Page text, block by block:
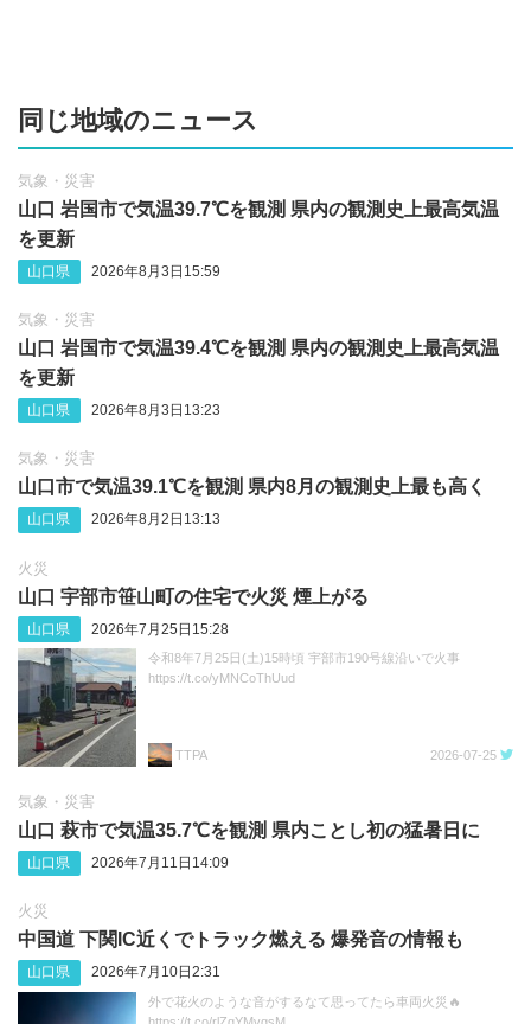
同じ地域のニュース
気象・災害
山口 岩国市で気温39.7℃を観測 県内の観測史上最高気温
を更新
山口県 2026年8月3日15:59
気象・災害
山口 岩国市で気温39.4℃を観測 県内の観測史上最高気温
を更新
山口県 2026年8月3日13:23
気象・災害
山口市で気温39.1℃を観測 県内8月の観測史上最も高く
山口県 2026年8月2日13:13
火災
山口 宇部市笹山町の住宅で火災 煙上がる
山口県 2026年7月25日15:28
令和8年7月25日(土)15時頃 宇部市190号線沿いで火事
https://t.co/yMNCoThUud
TTPA 2026-07-25
気象・災害
山口 萩市で気温35.7℃を観測 県内ことし初の猛暑日に
山口県 2026年7月11日14:09
火災
中国道 下関IC近くでトラック燃える 爆発音の情報も
山口県 2026年7月10日2:31
外で花火のような音がするなて思ってたら車両火災🔥